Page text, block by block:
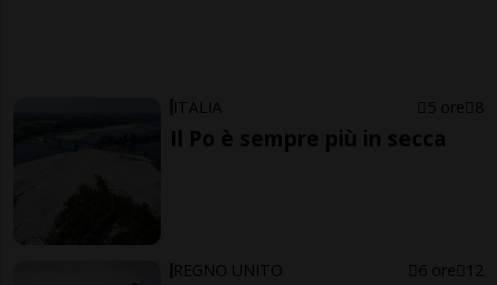
ITALIA 5 ore 8
Il Po è sempre più in secca
REGNO UNITO 6 ore 12